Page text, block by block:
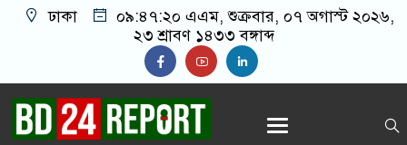
ঢাকা ০৯:৪৭:২১ এএম, শুক্রবার, ০৭ অগাস্ট ২০২৬,
২৩ শ্রাবণ ১৪৩৩ বঙ্গাব্দ